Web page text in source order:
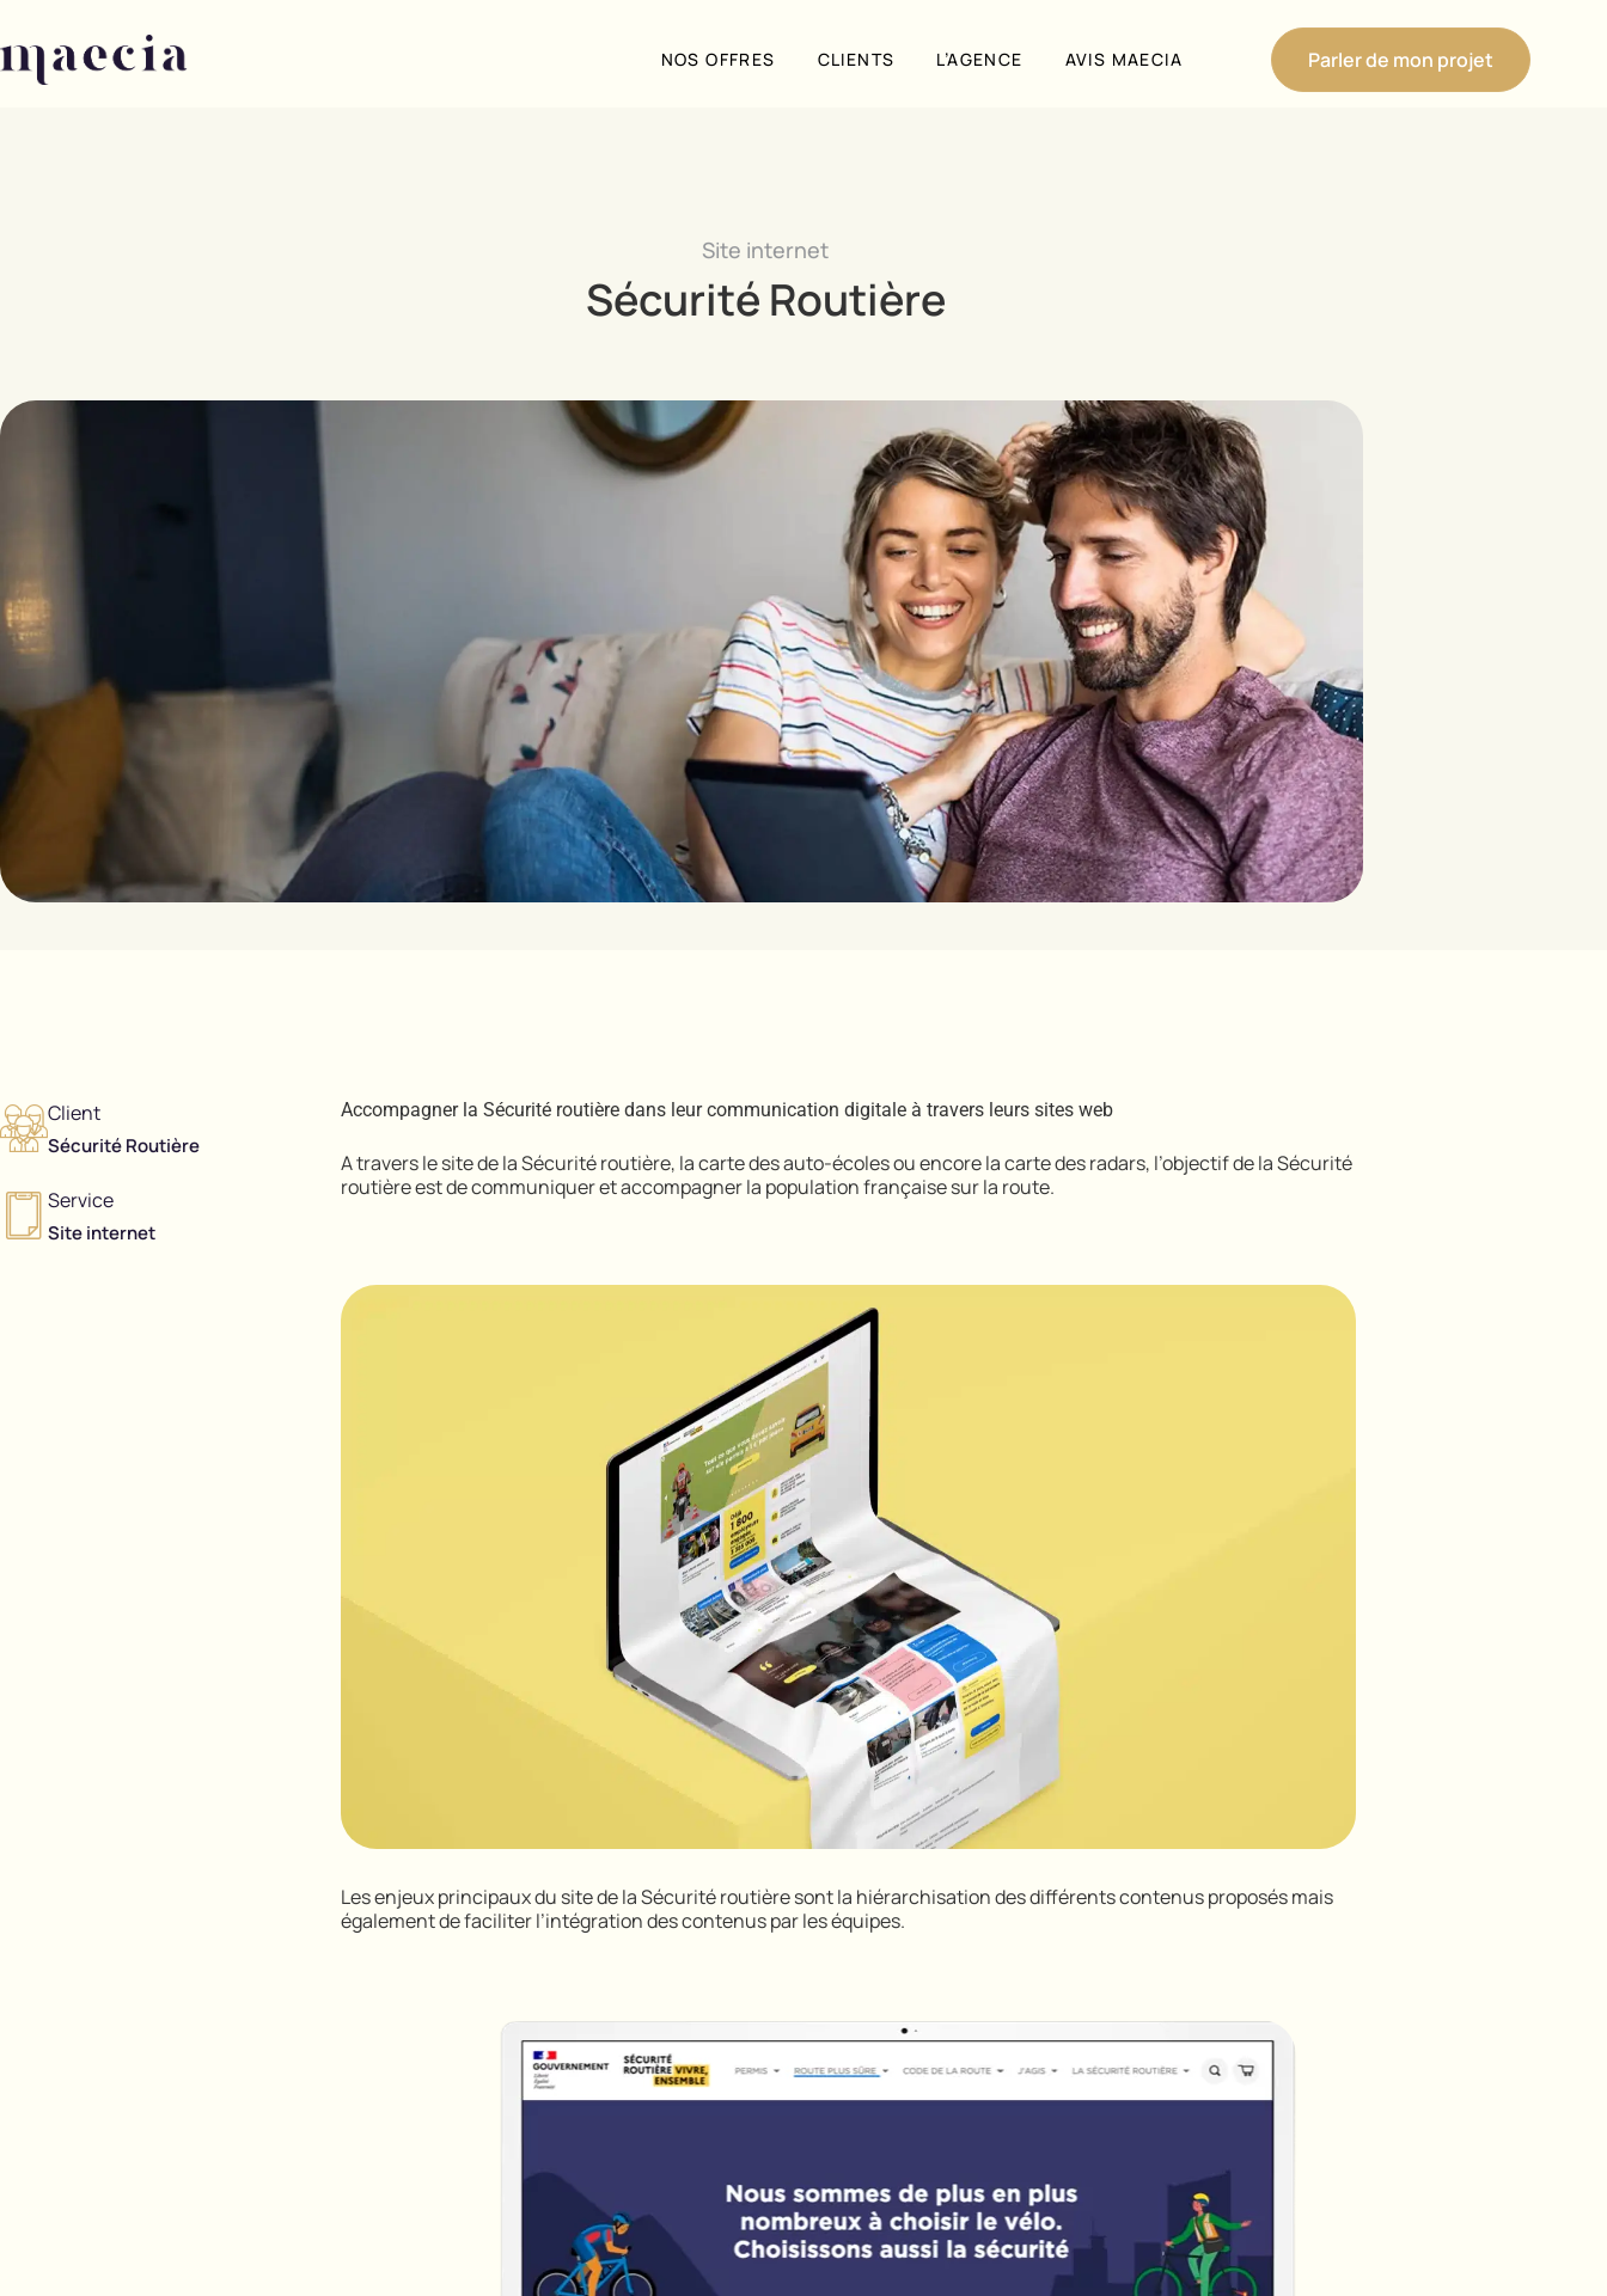
NOS OFFRES CLIENTS L’AGENCE AVIS MAECIA Parler de mon projet
Site internet
Sécurité Routière
Client
Sécurité Routière
Service
Site internet
Accompagner la Sécurité routière dans leur communication digitale à travers leurs sites web
A travers le site de la Sécurité routière, la carte des auto-écoles ou encore la carte des radars, l’objectif de la Sécurité
routière est de communiquer et accompagner la population française sur la route.
Les enjeux principaux du site de la Sécurité routière sont la hiérarchisation des différents contenus proposés mais
également de faciliter l’intégration des contenus par les équipes.